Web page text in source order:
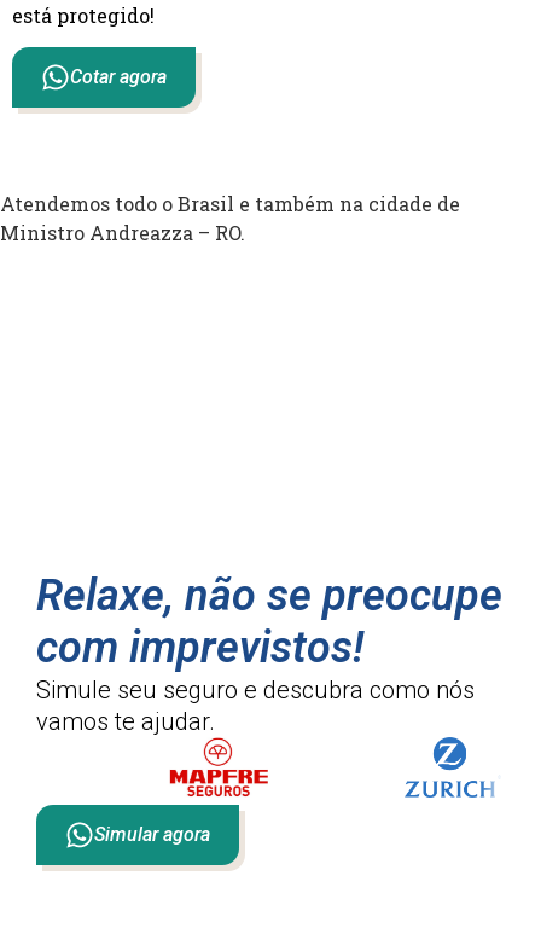
está protegido!
Cotar agora
Atendemos todo o Brasil e também na cidade de
Ministro Andreazza – RO.
Relaxe, não se preocupe
com imprevistos!
Simule seu seguro e descubra como nós
vamos te ajudar.
Simular agora